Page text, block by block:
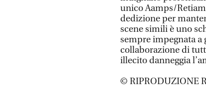
unico Aamps/
dedizione per
scene simili è uno
sempre impegnata
collaborazione di
illecito danneggia
© RIPRODUZIONE